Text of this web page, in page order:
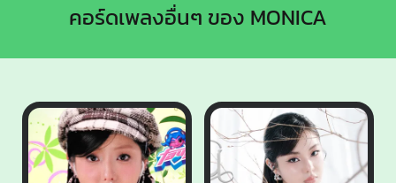
คอร์ดเพลงอื่นๆ ของ MONICA